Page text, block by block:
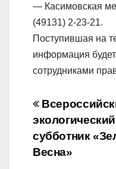
— Касимовская
(49131) 2-23-21.
Поступившая на
информация
сотрудниками
по
записям
экологический
субботник
Весна»